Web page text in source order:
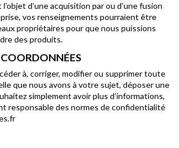
d’une acquisition par ou d’une fusion
vos renseignements pourraient être
propriétaires pour que nous puissions
des produits.
à, corriger, modifier ou supprimer toute
que nous avons à votre sujet, déposer une
simplement avoir plus d’informations,
responsable des normes de confidentialité